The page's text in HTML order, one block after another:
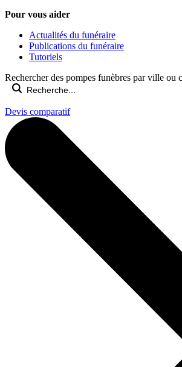
Pour vous aider
Actualités du funéraire
Publications du funéraire
Tutoriels
Rechercher des pompes funèbres par ville ou
Devis comparatif